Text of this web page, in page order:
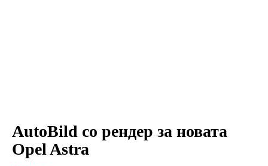
AutoBild со рендер за новата
Opel Astra